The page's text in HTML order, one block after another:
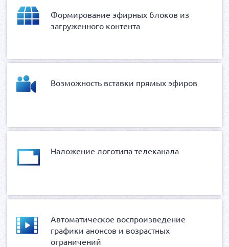
Формирование эфирных блоков из
загруженного контента
Возможность вставки прямых эфиров
Наложение логотипа телеканала
Автоматическое воспроизведение
графики анонсов и возрастных
ограничений